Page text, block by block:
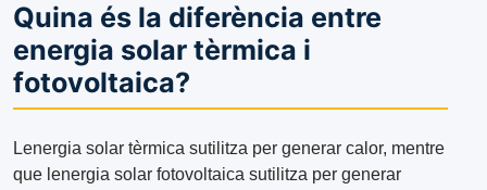
Quina és la diferència entre
energia solar tèrmica i
fotovoltaica?
Lenergia solar tèrmica sutilitza per generar calor, mentre
que lenergia solar fotovoltaica sutilitza per generar